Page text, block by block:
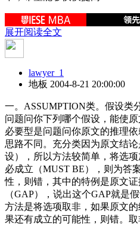
展开阅读全文
lawyer_1
地板 2004-8-21 20:00:00
一。ASSUMPTION类。假设类
问题问你下列哪个假设，能使原
必要型是问题问你原文的推理
思路不同。充分类因为原文结
设），所以方法较简单，将选
必成立（MUST BE），则为答
性，则错，其中的特例是原文
（GAP），说出这个GAP就是
方法是将选项取非，如果原文
果还有成立的可能性，则错。